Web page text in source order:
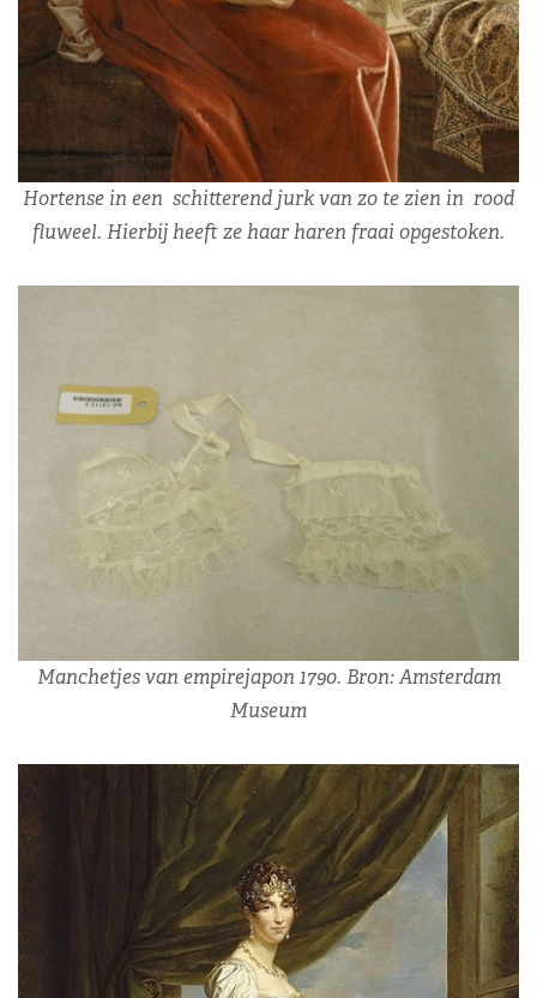
Hortense in een schitterend jurk van zo te zien in rood
fluweel. Hierbij heeft ze haar haren fraai opgestoken.
Manchetjes van empirejapon 1790. Bron: Amsterdam
Museum